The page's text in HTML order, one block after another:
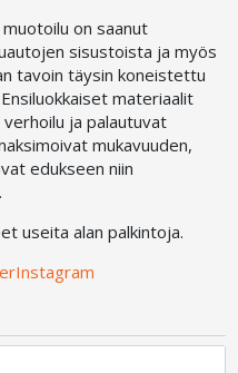
on saanut
sisustoista ja myös
tavoin täysin koneistettu
materiaalit
ja palautuvat
mukavuuden,
edukseen niin
useita alan palkintoja.
Instagram